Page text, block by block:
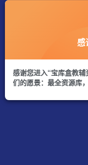
感
感谢您进入“宝库盒教
们的愿景：最全资源库